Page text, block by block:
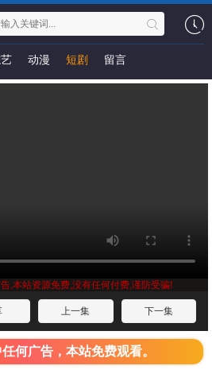
动漫 短剧 留言
,本站资源免费,没有任何付费,谨防受骗!
上一集 下一集
何广告，本站免费观看。